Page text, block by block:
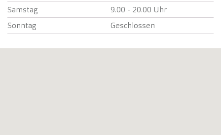
Samstag
9.00 - 20.00 Uhr
Sonntag
Geschlossen